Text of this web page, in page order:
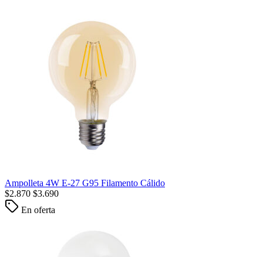
Ampolleta 4W E-27 G95 Filamento Cálido
$2.870 $3.690
En oferta